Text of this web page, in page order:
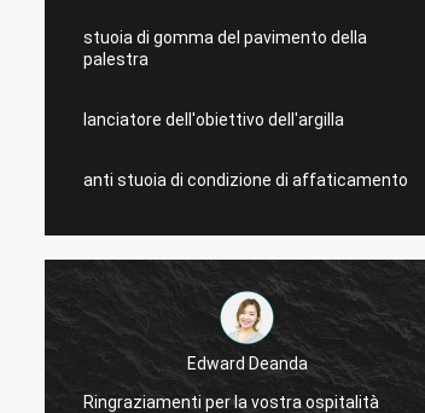
stuoia di gomma del pavimento della
palestra
lanciatore dell'obiettivo dell'argilla
anti stuoia di condizione di affaticamento
Edward Deanda
Ringraziamenti per la vostra ospitalità